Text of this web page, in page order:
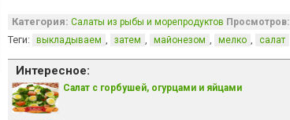
Категория: Салаты из рыбы и морепродуктов Просмотров:
Теги: выкладываем , затем , майонезом , мелко , салат
Интересное:
Салат с горбушей, огурцами и яйцами